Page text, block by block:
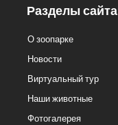
Разделы сайта
О зоопарке
Новости
Виртуальный тур
Наши животные
Фотогалерея